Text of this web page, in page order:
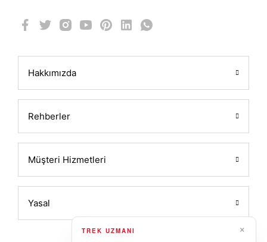
Hakkımızda
Rehberler
Müşteri Hizmetleri
Yasal
×
TREK UZMANI